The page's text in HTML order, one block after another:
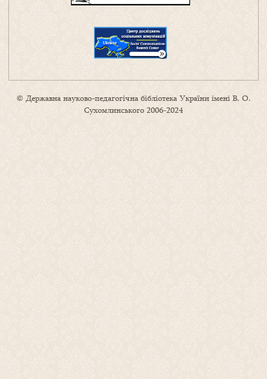
© Державна науково-педагогічна бібліотека України імені В. О.
Сухомлинського 2006-2024